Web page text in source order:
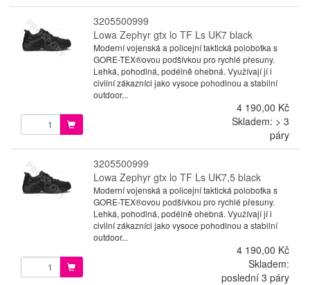
3205500999
Lowa Zephyr gtx lo TF Ls UK7 black
Moderní vojenská a policejní taktická polobotka s
GORE-TEX®ovou podšívkou pro rychlé přesuny.
Lehká, pohodlná, podélně ohebná. Využívají jí i
civilní zákazníci jako vysoce pohodlnou a stabilní
outdoor...
4 190,00 Kč
Skladem: > 3
páry
3205500999
Lowa Zephyr gtx lo TF Ls UK7,5 black
Moderní vojenská a policejní taktická polobotka s
GORE-TEX®ovou podšívkou pro rychlé přesuny.
Lehká, pohodlná, podélně ohebná. Využívají jí i
civilní zákazníci jako vysoce pohodlnou a stabilní
outdoor...
4 190,00 Kč
Skladem:
poslední 3 páry